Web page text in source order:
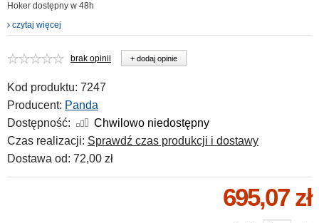
Hoker dostępny w 48h
czytaj więcej
brak opinii + dodaj opinie
Kod produktu: 7247
Producent: Panda
Dostępność:
Chwilowo niedostępny
Czas realizacji: Sprawdź czas produkcji i dostawy
Dostawa od: 72,00 zł
695,07 zł